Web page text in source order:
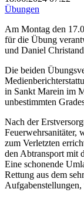
Übungen
Am Montag den
für die Übung
und Daniel
Die beiden
in Sankt Marein im
unbestimmten
Nach der
Feuerwehrsanitäter,
zum Verletzten
den Abtransport mit
Eine schonende
Rettung aus dem
Aufgabenstellungen,